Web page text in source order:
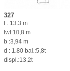
327
l : 13.3 m
lwl:10,8 m
b :3,94 m
d : 1.80 bal.:5,8t
displ.:13,2t